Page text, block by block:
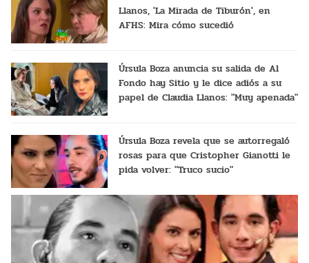
Llanos, 'La Mirada de Tiburón', en
AFHS: Mira cómo sucedió
Úrsula Boza anuncia su salida de Al
Fondo hay Sitio y le dice adiós a su
papel de Claudia Llanos: "Muy apenada"
Úrsula Boza revela que se autorregaló
rosas para que Cristopher Gianotti le
pida volver: "Truco sucio"